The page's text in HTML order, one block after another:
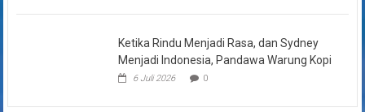
Ketika Rindu Menjadi Rasa, dan Sydney
Menjadi Indonesia, Pandawa Warung Kopi
6 Juli 2026 0